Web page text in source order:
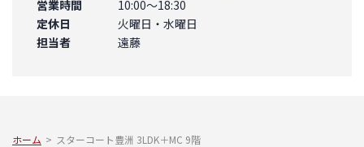
営業時間
10:00～18:30
定休日
火曜日・水曜日
担当者
遠藤
ホーム > スターコート豊洲 3LDK＋MC 9階